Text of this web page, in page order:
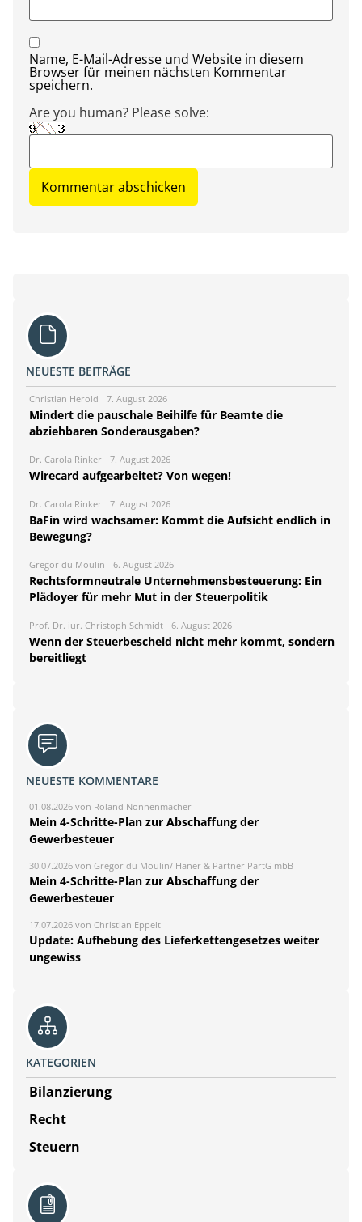
Name, E-Mail-Adresse und Website in diesem
Browser für meinen nächsten Kommentar
speichern.
Are you human? Please solve:
NEUESTE BEITRÄGE
Christian Herold 7. August 2026
Mindert die pauschale Beihilfe für Beamte die
abziehbaren Sonderausgaben?
Dr. Carola Rinker 7. August 2026
Wirecard aufgearbeitet? Von wegen!
Dr. Carola Rinker 7. August 2026
BaFin wird wachsamer: Kommt die Aufsicht endlich in
Bewegung?
Gregor du Moulin 6. August 2026
Rechtsformneutrale Unternehmensbesteuerung: Ein
Plädoyer für mehr Mut in der Steuerpolitik
Prof. Dr. iur. Christoph Schmidt 6. August 2026
Wenn der Steuerbescheid nicht mehr kommt, sondern
bereitliegt
NEUESTE KOMMENTARE
01.08.2026 von Roland Nonnenmacher
Mein 4-Schritte-Plan zur Abschaffung der
Gewerbesteuer
30.07.2026 von Gregor du Moulin/ Häner & Partner PartG mbB
Mein 4-Schritte-Plan zur Abschaffung der
Gewerbesteuer
17.07.2026 von Christian Eppelt
Update: Aufhebung des Lieferkettengesetzes weiter
ungewiss
KATEGORIEN
Bilanzierung
Recht
Steuern